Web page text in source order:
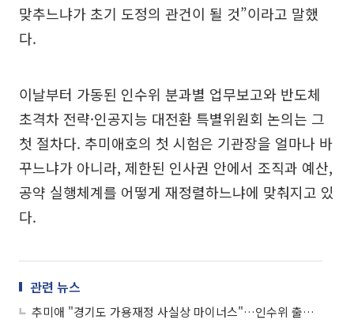
맞추느냐가 초기 도정의 관건이 될 것”이라고 말했
다.
이날부터 가동된 인수위 분과별 업무보고와 반도체
초격차 전략·인공지능 대전환 특별위원회 논의는 그
첫 절차다. 추미애호의 첫 시험은 기관장을 얼마나 바
꾸느냐가 아니라, 제한된 인사권 안에서 조직과 예산,
공약 실행체계를 어떻게 재정렬하느냐에 맞춰지고 있
다.
관련 뉴스
추미애 "경기도 가용재정 사실상 마이너스"…인수위 출범 첫날 '직격 경고'